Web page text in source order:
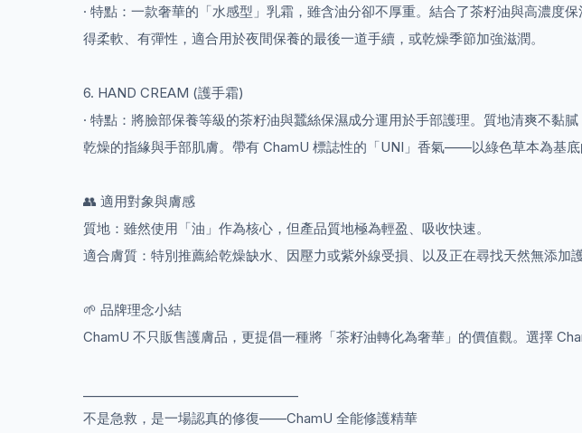
· 特點：一款奢華的「水感型」乳霜，雖含油分卻不厚重。結合了茶籽油與高濃
得柔軟、有彈性，適合用於夜間保養的最後一道手續，或乾燥季節加強滋潤。
6. HAND CREAM (護手霜)
· 特點：將臉部保養等級的茶籽油與蠶絲保濕成分運用於手部護理。質地清爽不黏
乾燥的指緣與手部肌膚。帶有 ChamU 標誌性的「UNI」香氣——以綠色草本為基底
👥 適用對象與膚感
質地：雖然使用「油」作為核心，但產品質地極為輕盈、吸收快速。
適合膚質：特別推薦給乾燥缺水、因壓力或紫外線受損、以及正在尋找天然無添加護
🌱 品牌理念小結
ChamU 不只販售護膚品，更提倡一種將「茶籽油轉化為奢華」的價值觀。選擇
不是急救，是一場認真的修復——ChamU 全能修護精華